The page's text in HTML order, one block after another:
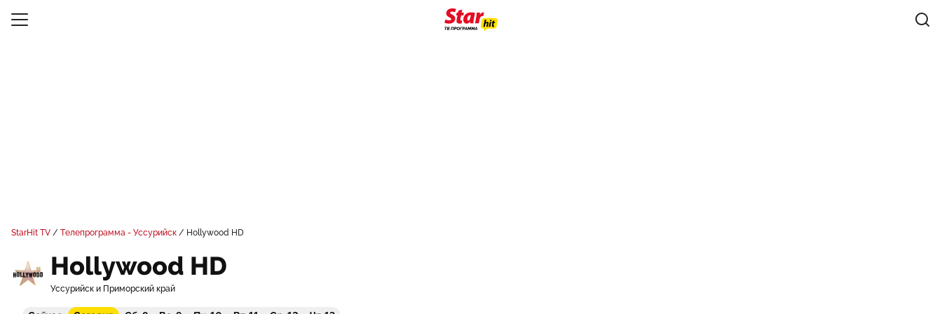
StarHit TV Телепрограмма - Уссурийск Hollywood HD
Hollywood HD
Уссурийск и Приморский край